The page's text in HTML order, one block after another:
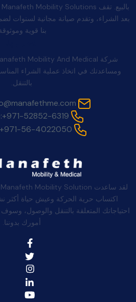
بعد الشراء، وتقدم صيانة مجانية لسنوات
بنا قوية
ومساعدتك في اتخاذ عملية الشراء
بالتنقل.
+971-52852-6319
+971-56-4022050
اكتساب حرية الحركة وعيش حياة أكثر
احتياجاتك المتعلقة بالتنقل والوصول،
أمورك بدوننا.